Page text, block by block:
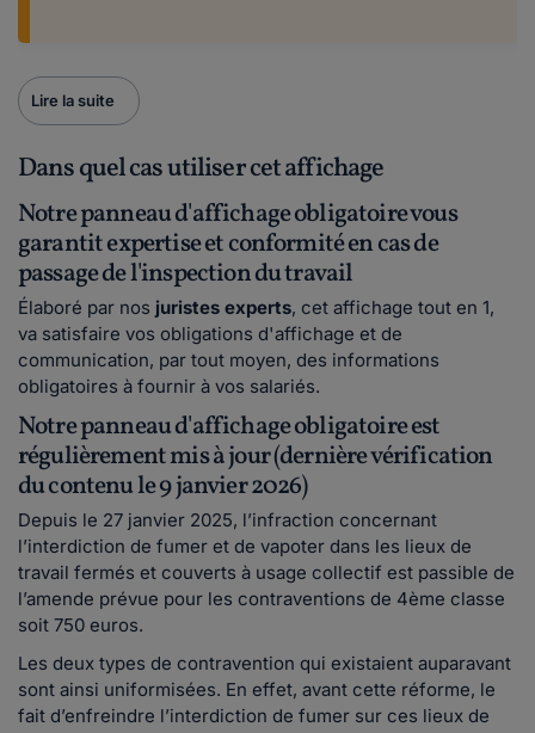
Lire la suite
Dans quel cas utiliser cet affichage
Notre panneau d'affichage obligatoire vous
garantit expertise et conformité en cas de
passage de l'inspection du travail
Élaboré par nos juristes experts, cet affichage tout en 1,
va satisfaire vos obligations d'affichage et de
communication, par tout moyen, des informations
obligatoires à fournir à vos salariés.
Notre panneau d'affichage obligatoire est
régulièrement mis à jour (dernière vérification
du contenu le 9 janvier 2026)
Depuis le 27 janvier 2025, l’infraction concernant
l’interdiction de fumer et de vapoter dans les lieux de
travail fermés et couverts à usage collectif est passible de
l’amende prévue pour les contraventions de 4ème classe
soit 750 euros.
Les deux types de contravention qui existaient auparavant
sont ainsi uniformisées. En effet, avant cette réforme, le
fait d’enfreindre l’interdiction de fumer sur ces lieux de